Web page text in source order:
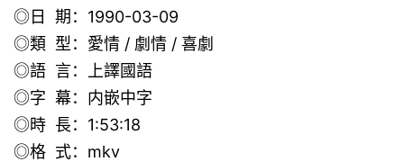
◎日 期：1990-03-09
◎類 型：愛情 / 劇情 / 喜劇
◎語 言：上譯國語
◎字 幕：内嵌中字
◎時 長：1:53:18
◎格 式：mkv